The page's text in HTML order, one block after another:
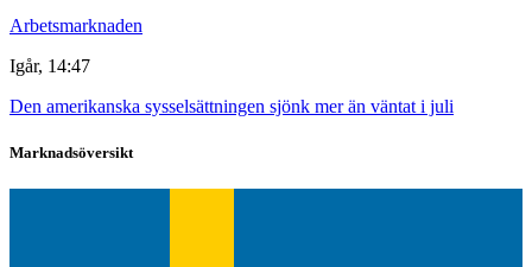
Arbetsmarknaden
Igår, 14:47
Den amerikanska sysselsättningen sjönk mer än väntat i juli
Marknadsöversikt